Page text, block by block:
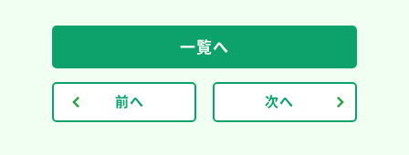
前へ
一覧へ
次へ